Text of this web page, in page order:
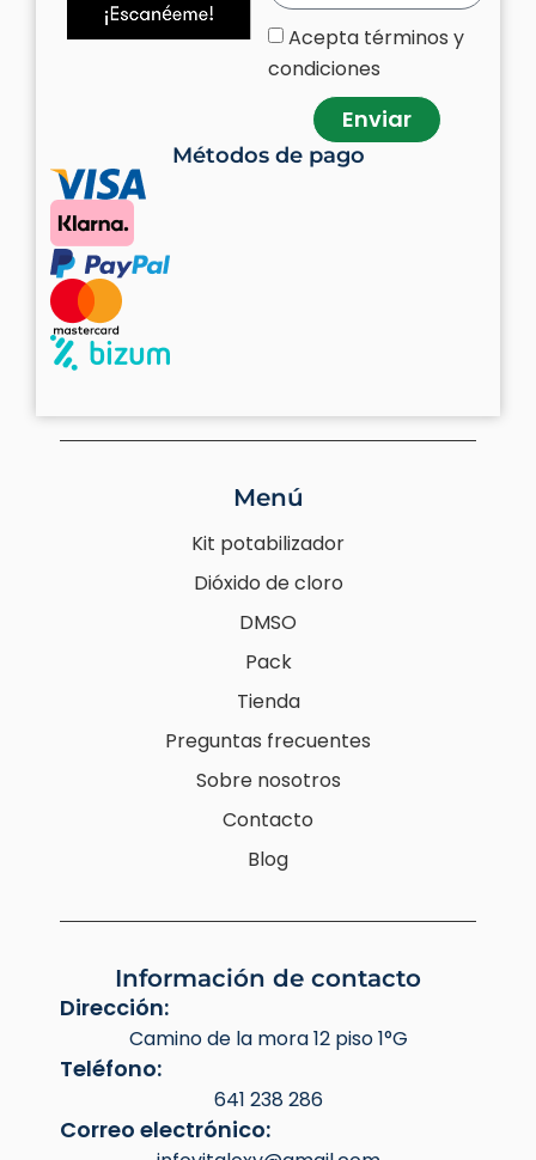
Acepta términos y
condiciones
Enviar
Métodos de pago
Menú
Kit potabilizador
Dióxido de cloro
DMSO
Pack
Tienda
Preguntas frecuentes
Sobre nosotros
Contacto
Blog
Información de contacto
Dirección:
Camino de la mora 12 piso 1°G
Teléfono:
641 238 286
Correo electrónico: